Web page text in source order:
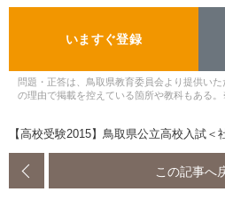
いますぐ登録
問題・正答は、鳥取県教育委員会より提供い
の理由で掲載を控えている箇所や教科もある
【高校受験2015】鳥取県公立高校入試＜
この記事へ